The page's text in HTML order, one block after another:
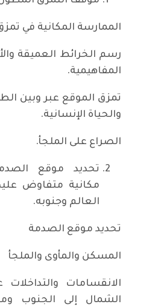
الممارسة المكانية في
رسم الخرائط العميقة
المفاهيمية.
تمزق الموقع عبر وبين
والحياة الإنسانية.
الصراع على الملجأ.
تحديد موقع
مكانية متفاوض
العالم وجنوبه.
تحديد موقع الصدمة
المسكن والمأوى والملجأ
الانقسامات
الشمال إلى الجنوب